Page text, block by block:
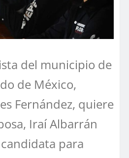
del municipio de
de México,
Fernández, quiere
Iraí Albarrán
para